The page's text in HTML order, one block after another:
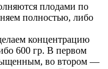
плодами по
полностью, либо
концентрацию
600 гр. В первом
во втором —